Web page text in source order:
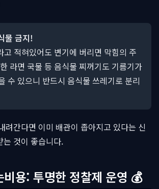
물 금지!
고 적혀있어도 변기에 버리면 막힘의 주
라면 국물 등 음식물 찌꺼기도 기름기가
수 있으니 반드시 음식물 쓰레기로 분리
려간다면 이미 배관이 좁아지고 있다는 신
는 것이 좋습니다.
비용: 투명한 정찰제 운영 💰